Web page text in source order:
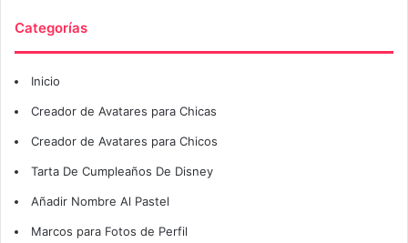
Categorías
Inicio
Creador de Avatares para Chicas
Creador de Avatares para Chicos
Tarta De Cumpleaños De Disney
Añadir Nombre Al Pastel
Marcos para Fotos de Perfil